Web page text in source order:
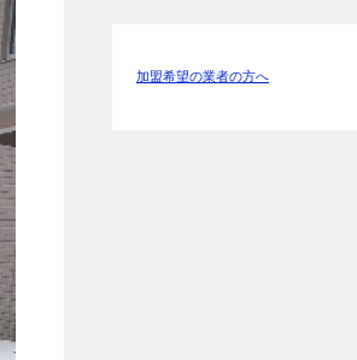
加盟希望の業者の方へ